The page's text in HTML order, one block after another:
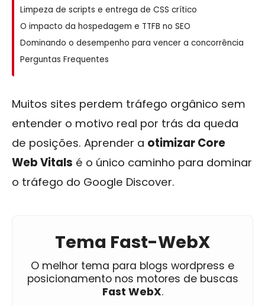
Limpeza de scripts e entrega de CSS crítico
O impacto da hospedagem e TTFB no SEO
Dominando o desempenho para vencer a concorrência
Perguntas Frequentes
Muitos sites perdem tráfego orgânico sem
entender o motivo real por trás da queda
de posições. Aprender a otimizar Core
Web Vitals é o único caminho para dominar
o tráfego do Google Discover.
Tema Fast-WebX
O melhor tema para blogs wordpress e
posicionamento nos motores de buscas
Fast WebX.